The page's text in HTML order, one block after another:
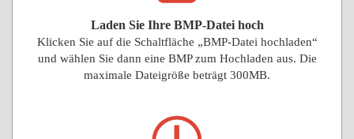
Laden Sie Ihre BMP-Datei hoch
Klicken Sie auf die Schaltfläche „BMP-Datei hochladen“
und wählen Sie dann eine BMP zum Hochladen aus. Die
maximale Dateigröße beträgt 300MB.